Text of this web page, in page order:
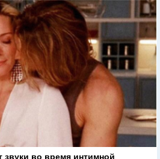
во время интимной